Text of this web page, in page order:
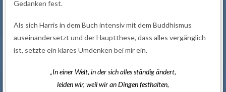
Gedanken fest.
Als sich Harris in dem Buch intensiv mit dem Buddhismus
auseinandersetzt und der Hauptthese, dass alles vergänglich
ist, setzte ein klares Umdenken bei mir ein.
„In einer Welt, in der sich alles ständig ändert,
leiden wir, weil wir an Dingen festhalten,